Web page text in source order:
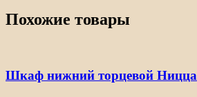
Похожие товары
Шкаф нижний торцевой Ницца